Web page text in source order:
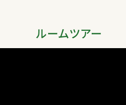
ルームツアー